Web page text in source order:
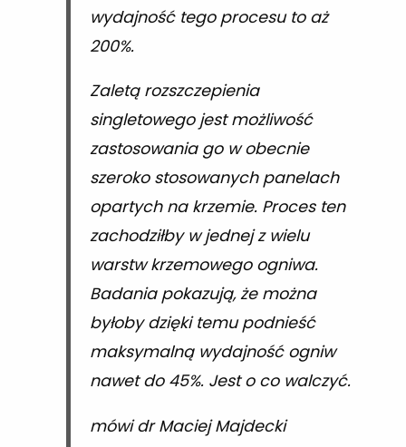
wydajność tego procesu to aż
200%.
Zaletą rozszczepienia
singletowego jest możliwość
zastosowania go w obecnie
szeroko stosowanych panelach
opartych na krzemie. Proces ten
zachodziłby w jednej z wielu
warstw krzemowego ogniwa.
Badania pokazują, że można
byłoby dzięki temu podnieść
maksymalną wydajność ogniw
nawet do 45%. Jest o co walczyć.
mówi dr Maciej Majdecki